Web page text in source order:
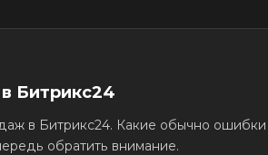
Битрикс24
в Битрикс24. Какие обычно ошибки
обратить внимание.